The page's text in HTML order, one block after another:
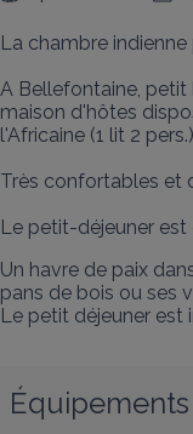
La chambre
A Bellefontaine, petit
maison d'hôtes
l'Africaine (1 lit 2
Très confortables et
Le petit-déjeuner est
Un havre de paix
pans de bois ou ses
Le petit déjeuner est